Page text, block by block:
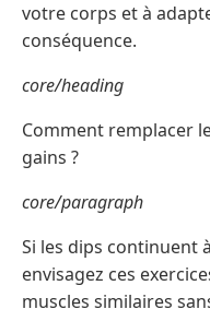
votre corps et à
conséquence.
core/heading
Comment remplacer
gains ?
core/paragraph
Si les dips continuent
envisagez ces
muscles similaires